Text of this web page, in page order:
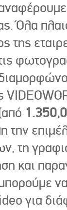
Όλα
της
την
τη
και
για